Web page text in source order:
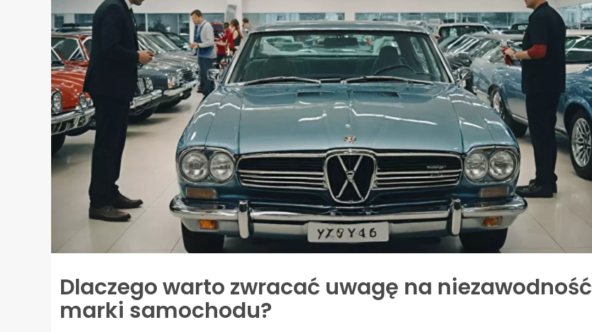
Dlaczego warto zwracać uwagę na niezawodność
marki samochodu?